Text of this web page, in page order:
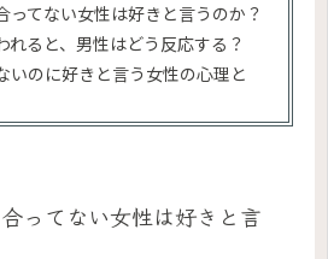
ってない女性は好きと言うのか？
れると、男性はどう反応する？
いのに好きと言う女性の心理と
ってない女性は好きと言